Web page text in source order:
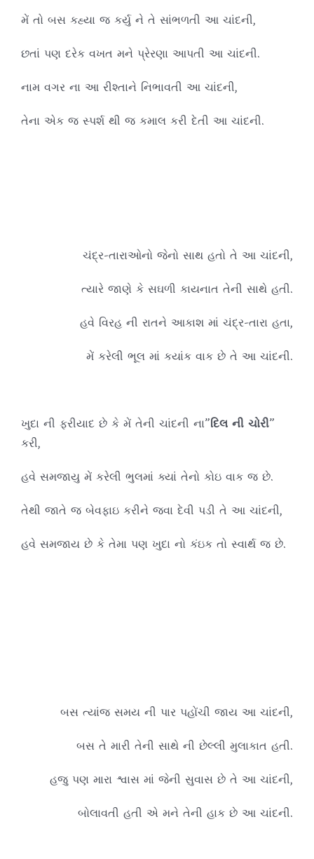
મેં તો બસ કહ્યા જ કર્યુ ને તે સાંભળતી આ ચાંદની,
છતાં પણ દરેક વખત મને પ્રેરણા આપતી આ ચાંદની.
નામ વગર ના આ રીશ્તાને નિભાવતી આ ચાંદની,
તેના એક જ સ્પર્શ થી જ કમાલ કરી દેતી આ ચાંદની.
ચંદ્ર-તારાઓનો જેનો સાથ હતો તે આ ચાંદની,
ત્યારે જાણે કે સઘળી કાયનાત તેની સાથે હતી.
હવે વિરહ ની રાતને આકાશ માં ચંદ્ર-તારા હતા,
મેં કરેલી ભૂલ માં કયાંક વાક છે તે આ ચાંદની.
ખુદા ની ફરીયાદ છે કે મેં તેની ચાંદની ના”દિલ ની ચોરી”
કરી,
હવે સમજાયુ મેં કરેલી ભુલમાં ક્યાં તેનો કોઇ વાક જ છે.
તેથી જાતે જ બેવફાઇ કરીને જવા દેવી પડી તે આ ચાંદની,
હવે સમજાય છે કે તેમા પણ ખુદા નો કંઇક તો સ્વાર્થ જ છે.
બસ ત્યાંજ સમય ની પાર પહોંચી જાય આ ચાંદની,
બસ તે મારી તેની સાથે ની છેલ્લી મુલાકાત હતી.
હજુ પણ મારા શ્વાસ માં જેની સુવાસ છે તે આ ચાંદની,
બોલાવતી હતી એ મને તેની હાક છે આ ચાંદની.